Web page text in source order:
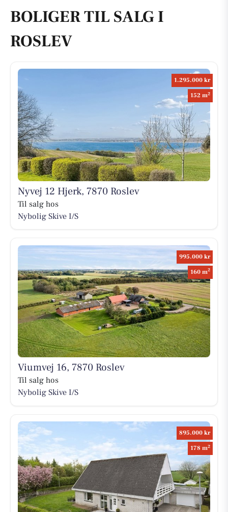
BOLIGER TIL SALG I
ROSLEV
1.295.000 kr
152 m2
Nyvej 12 Hjerk, 7870 Roslev
Til salg hos
Nybolig Skive I/S
995.000 kr
160 m2
Viumvej 16, 7870 Roslev
Til salg hos
Nybolig Skive I/S
895.000 kr
178 m2